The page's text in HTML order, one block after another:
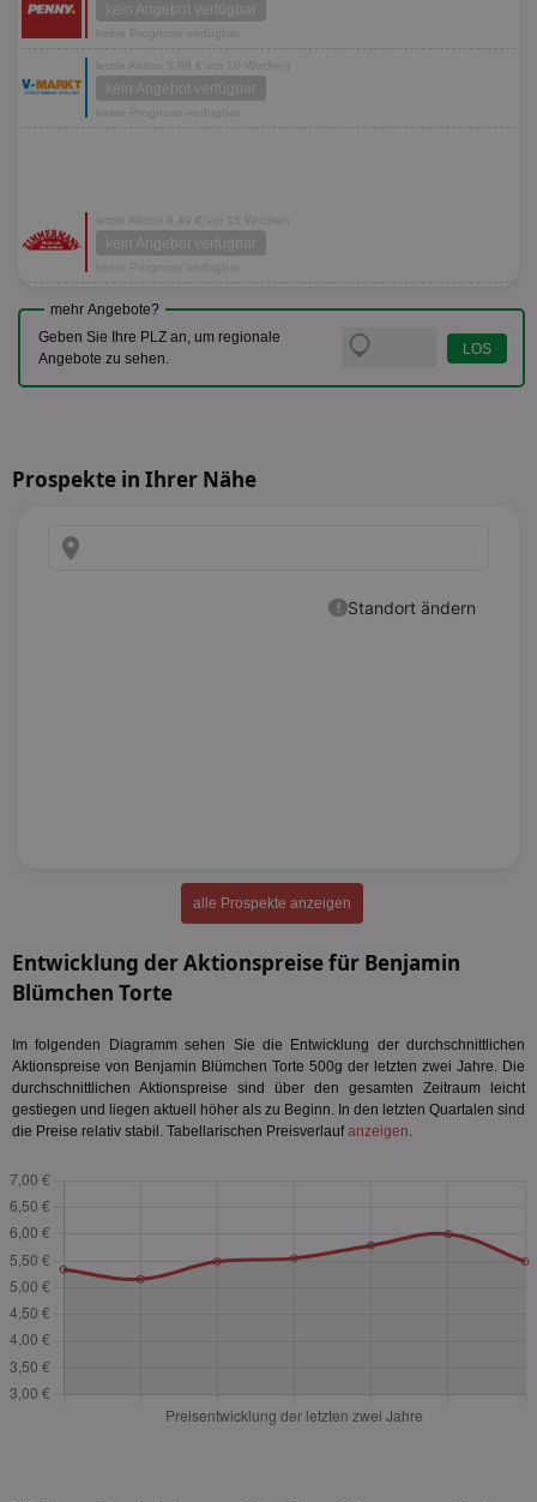
kein Angebot verfügbar
keine Prognose verfügbar
letzte Aktion 5,99 € vor 10 Wochen
kein Angebot verfügbar
keine Prognose verfügbar
letzte Aktion 4,49 € vor 15 Wochen
kein Angebot verfügbar
keine Prognose verfügbar
mehr Angebote?
Geben Sie Ihre PLZ an, um regionale
Angebote zu sehen.
Prospekte in Ihrer Nähe
alle Prospekte anzeigen
Entwicklung der Aktionspreise für Benjamin
Blümchen Torte
Im folgenden Diagramm sehen Sie die Entwicklung der durchschnittlichen
Aktionspreise von Benjamin Blümchen Torte 500g der letzten zwei Jahre. Die
durchschnittlichen Aktionspreise sind über den gesamten Zeitraum leicht
gestiegen und liegen aktuell höher als zu Beginn. In den letzten Quartalen sind
die Preise relativ stabil. Tabellarischen Preisverlaufanzeigen.